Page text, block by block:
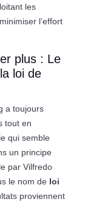
les
l’effort
plus : Le
loi de
a toujours
tout en
qui semble
un principe
par Vilfredo
le nom de loi
proviennent